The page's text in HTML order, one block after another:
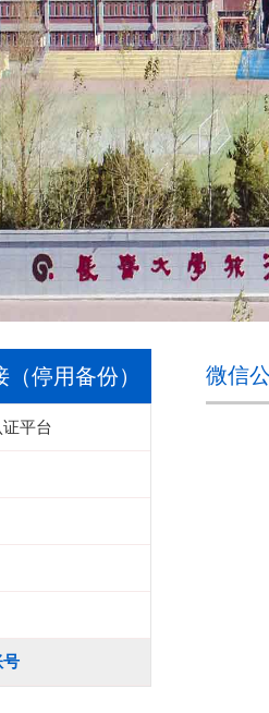
停用备份）
平台
号
微信